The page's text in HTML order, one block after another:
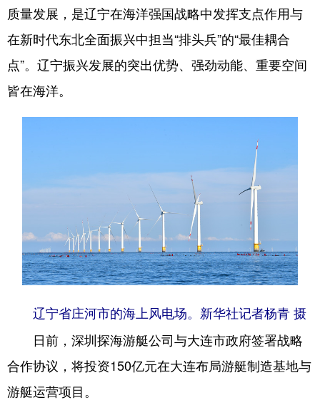
质量发展，是辽宁在海洋强国战略中发挥支点作用与
在新时代东北全面振兴中担当“排头兵”的“最佳耦合
点”。辽宁振兴发展的突出优势、强劲动能、重要空间
皆在海洋。
辽宁省庄河市的海上风电场。新华社记者杨青 摄
日前，深圳探海游艇公司与大连市政府签署战略
合作协议，将投资150亿元在大连布局游艇制造基地与
游艇运营项目。